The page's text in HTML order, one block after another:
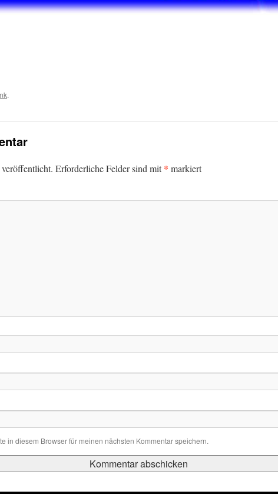
.
Erforderliche Felder sind mit* markiert
in diesem Browser für meinen nächsten Kommentar speichern.